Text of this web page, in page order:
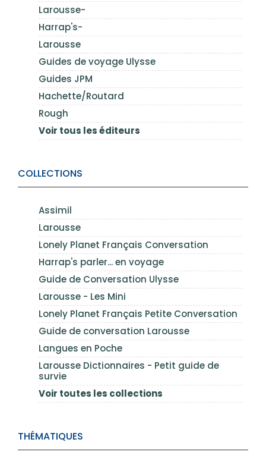
Larousse-
Harrap's-
Larousse
Guides de voyage Ulysse
Guides JPM
Hachette/Routard
Rough
Voir tous les éditeurs
COLLECTIONS
Assimil
Larousse
Lonely Planet Français Conversation
Harrap's parler... en voyage
Guide de Conversation Ulysse
Larousse - Les Mini
Lonely Planet Français Petite Conversation
Guide de conversation Larousse
Langues en Poche
Larousse Dictionnaires - Petit guide de
survie
Voir toutes les collections
THÉMATIQUES